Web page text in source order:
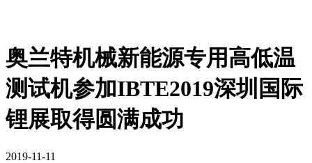
奥兰特机械新能源专用高低温
测试机参加IBTE2019深圳国际
锂展取得圆满成功
2019-11-11